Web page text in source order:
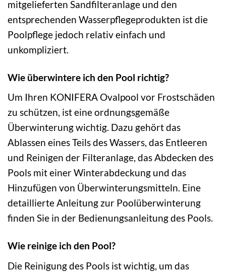
mitgelieferten Sandfilteranlage und den
entsprechenden Wasserpflegeprodukten ist die
Poolpflege jedoch relativ einfach und
unkompliziert.
Wie überwintere ich den Pool richtig?
Um Ihren KONIFERA Ovalpool vor Frostschäden
zu schützen, ist eine ordnungsgemäße
Überwinterung wichtig. Dazu gehört das
Ablassen eines Teils des Wassers, das Entleeren
und Reinigen der Filteranlage, das Abdecken des
Pools mit einer Winterabdeckung und das
Hinzufügen von Überwinterungsmitteln. Eine
detaillierte Anleitung zur Poolüberwinterung
finden Sie in der Bedienungsanleitung des Pools.
Wie reinige ich den Pool?
Die Reinigung des Pools ist wichtig, um das